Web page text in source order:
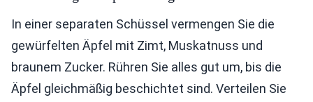
In einer separaten Schüssel vermengen Sie die
gewürfelten Äpfel mit Zimt, Muskatnuss und
braunem Zucker. Rühren Sie alles gut um, bis die
Äpfel gleichmäßig beschichtet sind. Verteilen Sie